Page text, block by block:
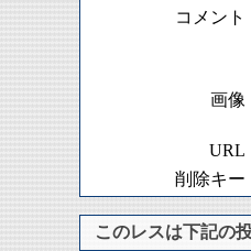
コメント
画像
URL
削除キー
このレスは下記の